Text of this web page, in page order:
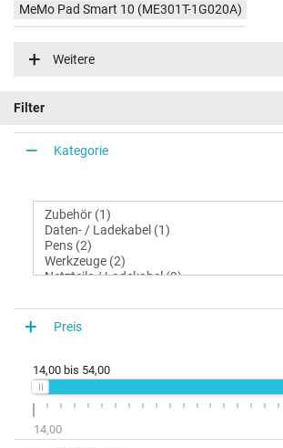
MeMo Pad Smart 10 (ME301T-1G020A)
MeMo Pad Smart 10 (K001)
Weitere
Filter
Kategorie
Preis
14,00 bis 54,00
14,00